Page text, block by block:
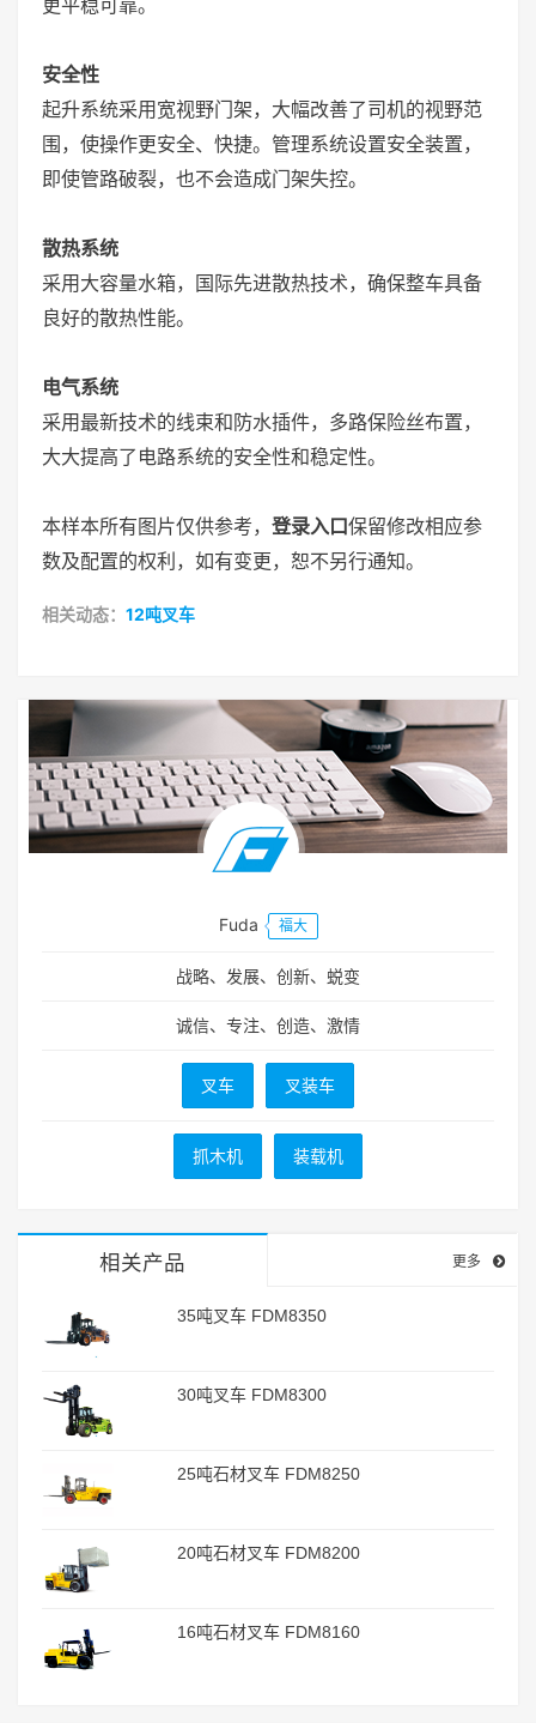
更平稳可靠。
安全性
起升系统采用宽视野门架，大幅改善了司机的视野范
围，使操作更安全、快捷。管理系统设置安全装置，
即使管路破裂，也不会造成门架失控。
散热系统
采用大容量水箱，国际先进散热技术，确保整车具备
良好的散热性能。
电气系统
采用最新技术的线束和防水插件，多路保险丝布置，
大大提高了电路系统的安全性和稳定性。
本样本所有图片仅供参考， 登录入口保留修改相应参
数及配置的权利，如有变更，恕不另行通知。
相关动态： 12吨叉车
Fuda 福大
战略、发展、创新、蜕变
诚信、专注、创造、激情
叉车 叉装车
抓木机 装载机
相关产品 更多
35吨叉车 FDM8350
30吨叉车 FDM8300
25吨石材叉车 FDM8250
20吨石材叉车 FDM8200
16吨石材叉车 FDM8160